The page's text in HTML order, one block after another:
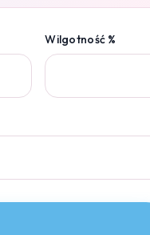
Wilgotność %